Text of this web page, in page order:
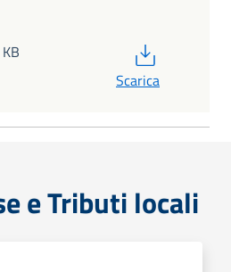
Scarica
e Tributi locali